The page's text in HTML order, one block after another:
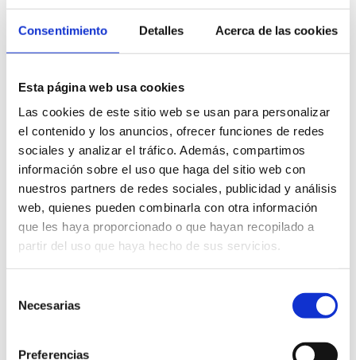
Consentimiento Detalles Acerca de las cookies
Esta página web usa cookies
Las cookies de este sitio web se usan para personalizar
el contenido y los anuncios, ofrecer funciones de redes
sociales y analizar el tráfico. Además, compartimos
información sobre el uso que haga del sitio web con
nuestros partners de redes sociales, publicidad y análisis
web, quienes pueden combinarla con otra información
que les haya proporcionado o que hayan recopilado a
partir del uso que haya hecho de sus servicios.
Necesarias
Preferencias
Rhys 2*